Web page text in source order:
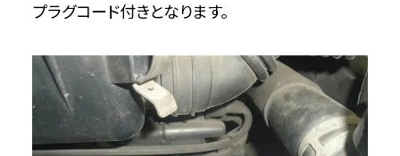
プラグコード付きとなります。